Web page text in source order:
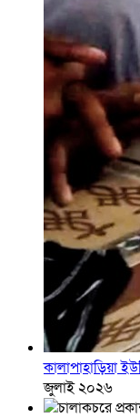
কালাপাহাড়িয়া
জুলাই ২০২৬